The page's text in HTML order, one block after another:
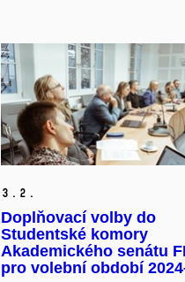
3. 2.
Doplňovací volby do
Studentské komory
Akademického senátu
pro volební období